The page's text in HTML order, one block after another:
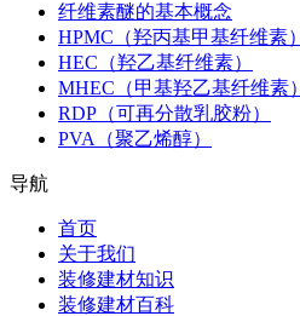
纤维素醚的基本概念
HPMC（羟丙基甲基纤维素）
HEC（羟乙基纤维素）
MHEC（甲基羟乙基纤维素）
RDP（可再分散乳胶粉）
PVA（聚乙烯醇）
导航
首页
关于我们
装修建材知识
装修建材百科